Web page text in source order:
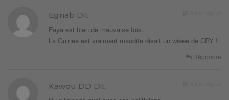
Egnab Dit
Faya est bien de mauvaise fois.
La Guinee est vraiment maudite disait un wieee de CRY !
Répondre
Kawou DD Dit